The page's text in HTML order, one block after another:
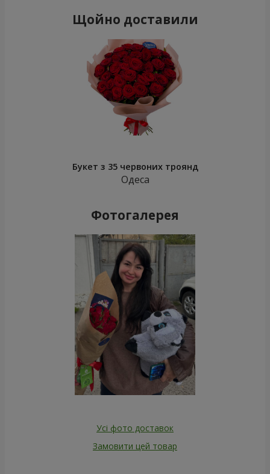
Щойно доставили
Букет з 35 червоних троянд
Одеса
Фотогалерея
Усі фото доставок
Замовити цей товар